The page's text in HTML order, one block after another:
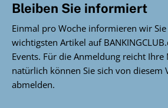
Bleiben Sie informiert
Einmal pro Woche informieren wir
wichtigsten Artikel auf
Events. Für die Anmeldung reicht Ihre
natürlich können Sie sich von diesem
abmelden.